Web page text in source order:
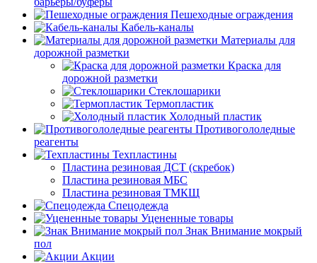
Пешеходные ограждения
Кабель-каналы
Материалы для
дорожной разметки
Краска для
дорожной разметки
Стеклошарики
Термопластик
Холодный пластик
Противогололедные
реагенты
Техпластины
Пластина резиновая ДСТ (скребок)
Пластина резиновая МБС
Пластина резиновая ТМКЩ
Спецодежда
Уцененные товары
Знак Внимание мокрый
пол
Акции